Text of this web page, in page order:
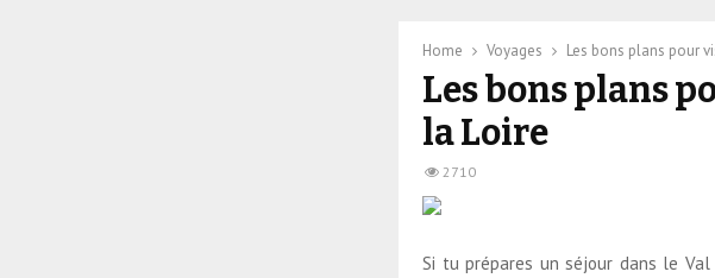
Home Voyages Les bons plans pour
Les bons plans
la Loire
2710
Si tu prépares un séjour dans le